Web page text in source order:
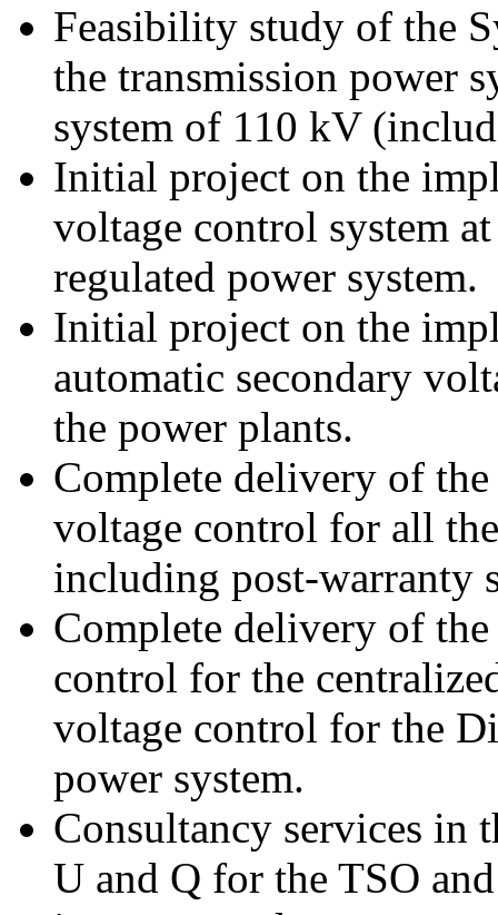
Feasibility study of the
the transmission power
system of 110 kV
Initial project on the
voltage control system
regulated power system.
Initial project on the
automatic secondary
the power plants.
Complete delivery of
voltage control for all
including post-warranty
Complete delivery of
control for the
voltage control for the
power system.
Consultancy services in
U and Q for the TSO